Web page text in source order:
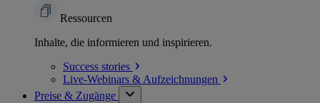
Ressourcen
Inhalte, die informieren und inspirieren.
Success stories
Live-Webinars & Aufzeichnungen
Preise & Zugänge